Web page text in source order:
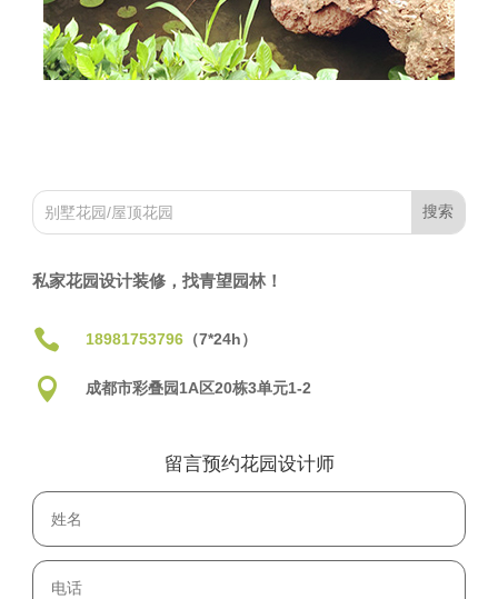
私家花园设计装修，找青望园林！
 18981753796（7*24h）
 成都市彩叠园1A区20栋3单元1-2
留言预约花园设计师